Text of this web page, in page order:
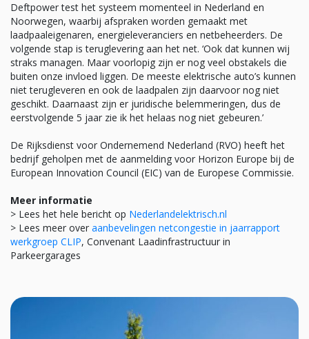
Deftpower test het systeem momenteel in Nederland en
Noorwegen, waarbij afspraken worden gemaakt met
laadpaaleigenaren, energieleveranciers en netbeheerders. De
volgende stap is teruglevering aan het net. ‘Ook dat kunnen wij
straks managen. Maar voorlopig zijn er nog veel obstakels die
buiten onze invloed liggen. De meeste elektrische auto’s kunnen
niet terugleveren en ook de laadpalen zijn daarvoor nog niet
geschikt. Daarnaast zijn er juridische belemmeringen, dus de
eerstvolgende 5 jaar zie ik het helaas nog niet gebeuren.’
De Rijksdienst voor Ondernemend Nederland (RVO) heeft het
bedrijf geholpen met de aanmelding voor Horizon Europe bij de
European Innovation Council (EIC) van de Europese Commissie.
Meer informatie
> Lees het hele bericht op Nederlandelektrisch.nl
> Lees meer over aanbevelingen netcongestie in jaarrapport
werkgroep CLIP, Convenant Laadinfrastructuur in
Parkeergarages